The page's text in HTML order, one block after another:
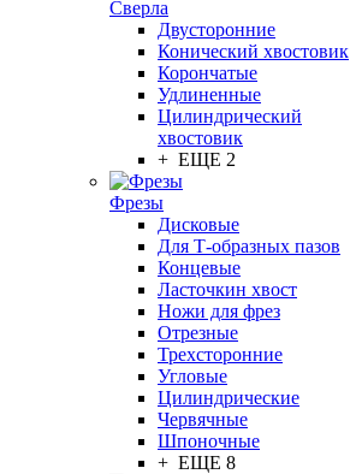
Сверла
Двусторонние
Конический хвостовик
Корончатые
Удлиненные
Цилиндрический
хвостовик
+ ЕЩЕ 2
Фрезы
Дисковые
Для Т-образных пазов
Концевые
Ласточкин хвост
Ножи для фрез
Отрезные
Трехсторонние
Угловые
Цилиндрические
Червячные
Шпоночные
+ ЕЩЕ 8